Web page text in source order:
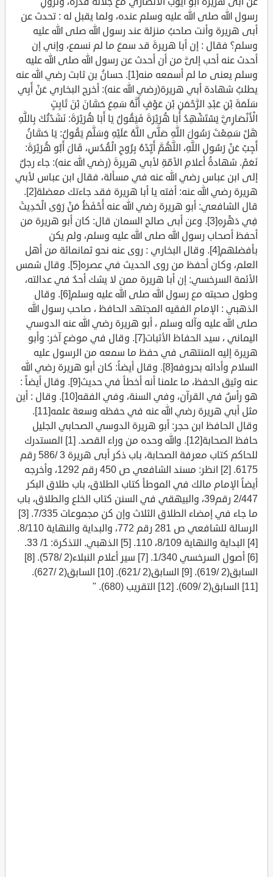
رسول الله صلى الله عليه وسلم عنده، ولما يقبل له : تحدث عن
أبى هريرة وأنت صاحبُ منزلة عند رسول الله صلى الله عليه
وسلم؟ فقال : إن أبا هريرةَ قد سمعَ ما لم نسمع، وإني إن
أحدث عنه أحب إلىَّ من أن أحدث عن رسول الله صلى الله عليه
وسلم يعنى ما لم أسمعه منه[1]. حسانُ بن ثابت رضي الله عنه
يطلبُ شهادة أبي هريرة(رضي الله عنه): أخرج البخاري عَنْ أَبِي
سَلَمَةَ بْنِ عَبْدِ الرَّحْمَنِ بْنِ عَوْفٍ أَنَّهُ سَمِعَ حَسَّانَ بْنَ ثَابِتٍ
الْأَنْصَارِيَّ يَسْتَشْهِدُ أَبَا هُرَيْرَةَ فَيَقُولُ يَا أَبَا هُرَيْرَةَ: نَشَدْتُكَ بِاللَّهِ
هَلْ سَمِعْتَ رَسُولَ اللَّهِ صَلَّى اللَّهُ عَلَيْهِ وَسَلَّمَ يَقُولُ: يَا حَسَّانُ
أَجِبْ عَنْ رَسُولِ اللَّهِ، اللَّهُمَّ أَيِّدْهُ بِرُوحِ الْقُدُسِ، قَالَ أَبُو هُرَيْرَةَ:
نَعَمْ. شهادةُ أعلامِ الأمّةِ لأبي هريرةَ (رضي الله عنه): جاء رجلٌ
إلى ابن عباس رضي الله عنه في مسألة، فقال ابن عباس لأبي
هريرة رضي الله عنه: أفته يا أبا هريرة فقد جاءتك معضلة[2].
قال الشافعي: أبو هريرة رضي الله عنه أَحْفَظُ مَنْ رَوَى الْحَدِيثَ
فِي دَهْرِهِ[3]. وعن أبى صالح السمان قال: كان أبو هريرة من
أحفظ أصحاب رسول الله صلى الله عليه وسلم، ولم يكن
بأفضلهم[4]. وقال البخاري : روى عنه نحو ثمانمائة من أهل
العلم، وكان أحفظ من روى الحديث في عصره[5]. وقال شمس
الأئمة السرخسي: إن أبا هريرة ممن لا يشك أحدٌ في عدالته،
وطول صحبته مع رسول الله صلى الله عليه وسلم[6]. وقال
الذهبي : الإمام الفقيه المجتهد الحافظ ، صاحب رسول الله
صلى الله عليه وآله وسلم ، أبو هريرة رضي الله عنه الدوسي
اليماني ، سيد الحفاظ الأثبات[7]. وقال في موضع آخر: وأبو
هريرة إليه المنتهى في حفظ ما سمعه من الرسول عليه
السلام وأدائه بحروفه[8]. وقال أيضاً: كان أبو هريرة رضي الله
عنه وثيق الحفظ، ما علمنا أنه أخطأ في حديث[9]. وقال أيضاً :
هو رأسٌ في القرآن، وفي السنة، وفي الفقه[10]. وقال : أين
مثل أبي هريرة رضي الله عنه في حفظه وسعة علمه[11].
وقال الحافظ ابن حجر: أبو هريرة الدوسي الصحابي الجليل
حافظ الصحابة[12]. والله وحده من وراء القصد. [1] المستدرك
للحاكم كتاب معرفة الصحابة، باب ذكر أبى هريرة 3 /586 رقم
6175. [2] انظر: مسند الشافعي ص 450 رقم 1292، وأخرجه
أيضاً الإمام مالك في الموطأ كتاب الطلاق، باب طلاق البكر
2/447 رقم39، والبيهقي في السنن كتاب الخلع والطلاق، باب
ما جاء في إمضاء الطلاق الثلاث وإن كن مجموعات 7/335. [3]
الرسالة للشافعي ص 281 رقم 772، والبداية والنهاية 8/110.
[4] البداية والنهاية 8/109، 110. [5] الذهبي. التذكرة: 1/ 33.
[6] أصول السرخسي 1/340. [7] سير أعلام النبلاء(2 /578). [8]
السابق(2 /619). [9] السابق(2 /621). [10] السابق(2 /627).
[11] السابق(2 /609). [12] التقريب (680). "